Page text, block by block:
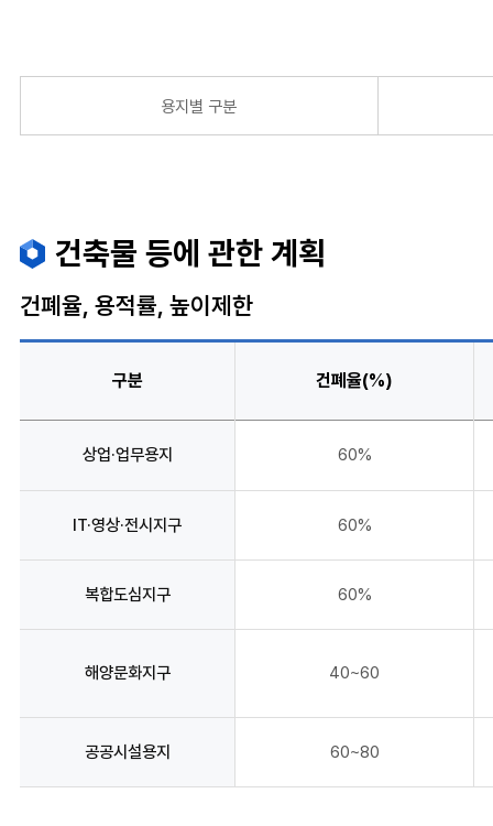
용지별 구분
건축물 등에 관한 계획
건폐율, 용적률, 높이제한
구분 건폐율(%)
상업·업무용지 60%
IT·영상·전시지구 60%
복합도심지구 60%
해양문화지구 40~60
공공시설용지 60~80